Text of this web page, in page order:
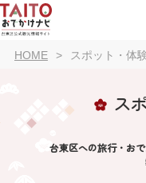
HOME スポット・体
ス
台東区への旅行・お